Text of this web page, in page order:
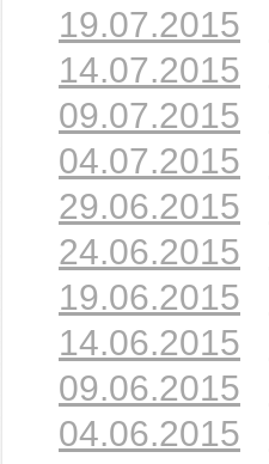
19.07.2015
14.07.2015
09.07.2015
04.07.2015
29.06.2015
24.06.2015
19.06.2015
14.06.2015
09.06.2015
04.06.2015